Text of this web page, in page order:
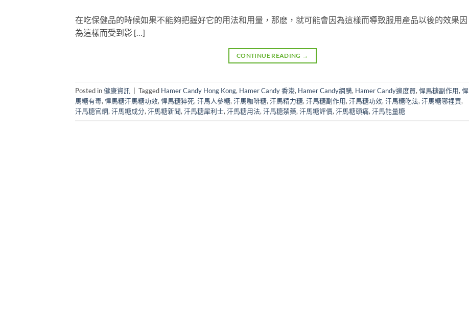
在吃保健品的時候如果不能夠把握好它的用法和用量，那麽，就可能會因為這樣而導致服用產品以後的效果因
為這樣而受到影 […]
CONTINUE READING →
Posted in健康資訊 Tagged Hamer Candy Hong Kong, Hamer Candy 香港, Hamer Candy網購, Hamer Candy邊度買, 悍馬糖副作用, 悍
馬糖有毒, 悍馬糖汗馬糖功效, 悍馬糖猝死, 汗馬人參糖, 汗馬咖啡糖, 汗馬精力糖, 汗馬糖副作用, 汗馬糖功效, 汗馬糖吃法, 汗馬糖哪裡買,
汗馬糖官網, 汗馬糖成分, 汗馬糖新聞, 汗馬糖犀利士, 汗馬糖用法, 汗馬糖禁藥, 汗馬糖評價, 汗馬糖頭痛, 汗馬能量糖